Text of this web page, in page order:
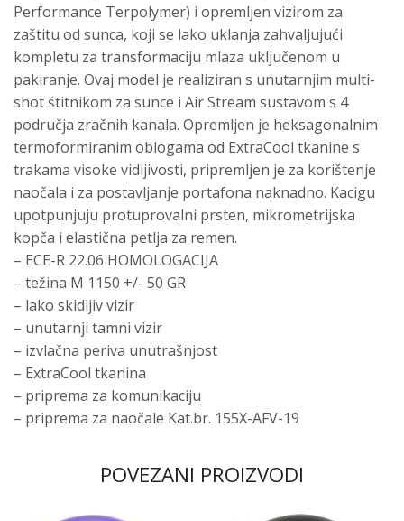
Performance Terpolymer) i opremljen vizirom za
zaštitu od sunca, koji se lako uklanja zahvaljujući
kompletu za transformaciju mlaza uključenom u
pakiranje. Ovaj model je realiziran s unutarnjim multi-
shot štitnikom za sunce i Air Stream sustavom s 4
područja zračnih kanala. Opremljen je heksagonalnim
termoformiranim oblogama od ExtraCool tkanine s
trakama visoke vidljivosti, pripremljen je za korištenje
naočala i za postavljanje portafona naknadno. Kacigu
upotpunjuju protuprovalni prsten, mikrometrijska
kopča i elastična petlja za remen.
– ECE-R 22.06 HOMOLOGACIJA
– težina M 1150 +/- 50 GR
– lako skidljiv vizir
– unutarnji tamni vizir
– izvlačna periva unutrašnjost
– ExtraCool tkanina
– priprema za komunikaciju
– priprema za naočale Kat.br. 155X-AFV-19
POVEZANI PROIZVODI